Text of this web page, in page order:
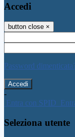
Accedi
button close ×
Password
-
Entra con SPID
Seleziona utente